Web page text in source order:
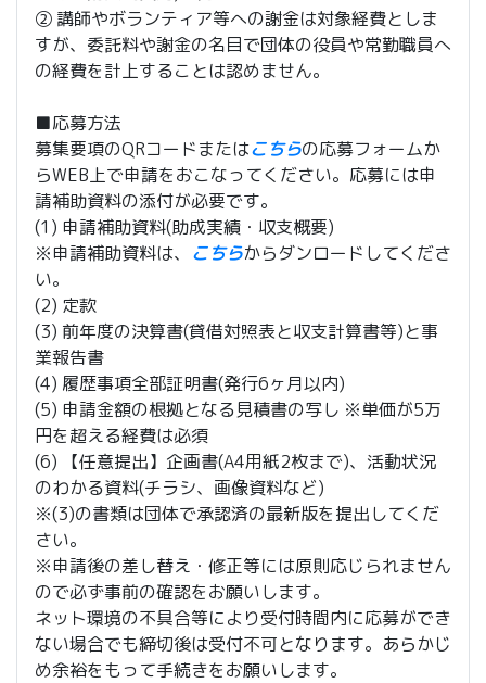
② 講師やボランティア等への謝金は対象経費としま
すが、委託料や謝金の名目で団体の役員や常勤職員へ
の経費を計上することは認めません。
■応募方法
募集要項のQRコードまたはこちらの応募フォームか
らWEB上で申請をおこなってください。応募には申
請補助資料の添付が必要です。
(1) 申請補助資料(助成実績・収支概要)
※申請補助資料は、 こちらからダンロードしてくださ
い。
(2) 定款
(3) 前年度の決算書(貸借対照表と収支計算書等)と事
業報告書
(4) 履歴事項全部証明書(発行6ヶ月以内)
(5) 申請金額の根拠となる見積書の写し ※単価が5万
円を超える経費は必須
(6) 【任意提出】企画書(A4用紙2枚まで)、活動状況
のわかる資料(チラシ、画像資料など)
※(3)の書類は団体で承認済の最新版を提出してくだ
さい。
※申請後の差し替え・修正等には原則応じられません
ので必ず事前の確認をお願いします。
ネット環境の不具合等により受付時間内に応募ができ
ない場合でも締切後は受付不可となります。あらかじ
め余裕をもって手続きをお願いします。